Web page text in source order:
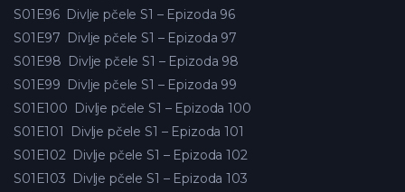
S01E96 Divlje pčele S1 – Epizoda 96
S01E97 Divlje pčele S1 – Epizoda 97
S01E98 Divlje pčele S1 – Epizoda 98
S01E99 Divlje pčele S1 – Epizoda 99
S01E100 Divlje pčele S1 – Epizoda 100
S01E101
Divlje pčele S1 – Epizoda 101
S01E102 Divlje pčele S1 – Epizoda 102
S01E103 Divlje pčele S1 – Epizoda 103